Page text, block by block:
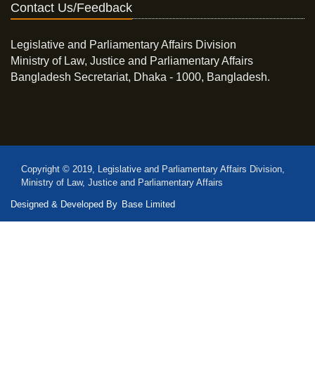
Contact Us/Feedback
Legislative and Parliamentary Affairs Division
Ministry of Law, Justice and Parliamentary Affairs
Bangladesh Secretariat, Dhaka - 1000, Bangladesh.
Copyright © 2019, Legislative and Parliamentary Affairs Division,
Ministry of Law, Justice and Parliamentary Affairs
Designed & Developed By Base Limited